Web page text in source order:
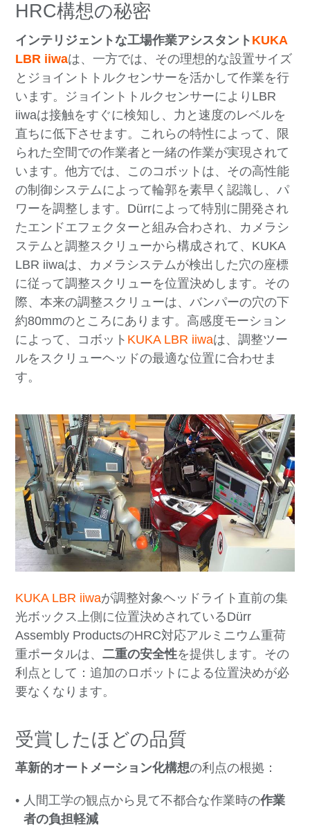
HRC構想の秘密
インテリジェントな工場作業アシスタント KUKA
LBR iiwaは、一方では、その理想的な設置サイズ
とジョイントトルクセンサーを活かして作業を行
います。ジョイントトルクセンサーによりLBR
iiwaは接触をすぐに検知し、力と速度のレベルを
直ちに低下させます。これらの特性によって、限
られた空間での作業者と一緒の作業が実現されて
います。他方では、このコボットは、その高性能
の制御システムによって輪郭を素早く認識し、パ
ワーを調整します。Dürrによって特別に開発され
たエンドエフェクターと組み合わされ、カメラシ
ステムと調整スクリューから構成されて、KUKA
LBR iiwaは、カメラシステムが検出した穴の座標
に従って調整スクリューを位置決めします。その
際、本来の調整スクリューは、バンパーの穴の下
約80mmのところにあります。高感度モーション
によって、コボット KUKA LBR iiwaは、調整ツー
ルをスクリューヘッドの最適な位置に合わせま
す。
KUKA LBR iiwaが調整対象ヘッドライト直前の集
光ボックス上側に位置決めされているDürr
Assembly ProductsのHRC対応アルミニウム重荷
重ポータルは、二重の安全性を提供します。その
利点として：追加のロボットによる位置決めが必
要なくなります。
受賞したほどの品質
革新的オートメーション化構想の利点の根拠：
人間工学の観点から見て不都合な作業時の作業
者の負担軽減